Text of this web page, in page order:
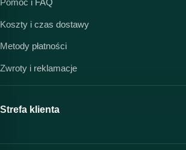
Pomoc i FAQ
Koszty i czas dostawy
Metody płatności
Zwroty i reklamacje
Strefa klienta
Moje konto